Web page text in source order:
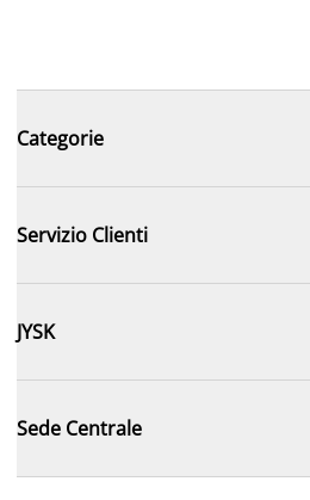
Categorie
Servizio Clienti
JYSK
Sede Centrale